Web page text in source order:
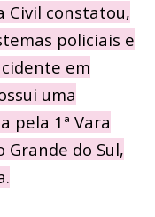
Civil constatou,
policiais e
em
uma
pela 1ª Vara
Grande do Sul,